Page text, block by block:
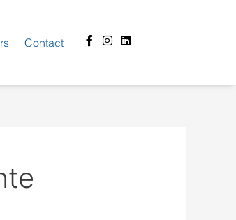
Contact
Facebook-
f
Instagram
Linkedin